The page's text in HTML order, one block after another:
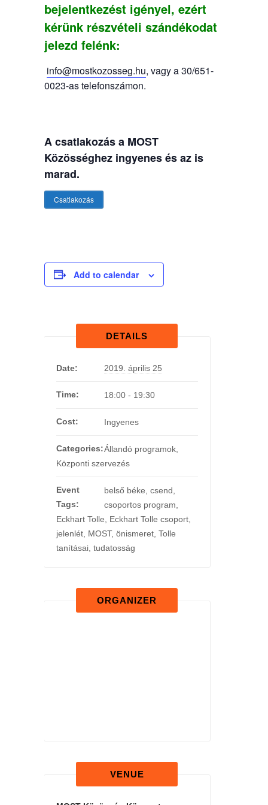
bejelentkezést igényel, ezért
kérünk részvételi szándékodat
jelezd felénk:
info@mostkozosseg.hu, vagy a 30/651-
0023-as telefonszámon.
A csatlakozás a MOST
Közösséghez ingyenes és az is
marad.
Csatlakozás
Add to calendar
DETAILS
Date: 2019. április 25
Time: 18:00 - 19:30
Cost: Ingyenes
Categories:Állandó programok,
Központi szervezés
Event
Tags:
belső béke csend
csoportos program
Eckhart Tolle
Eckhart Tolle csoport,
jelenlét, MOST, önismeret, Tolle
tanításai, tudatosság
ORGANIZER
VENUE